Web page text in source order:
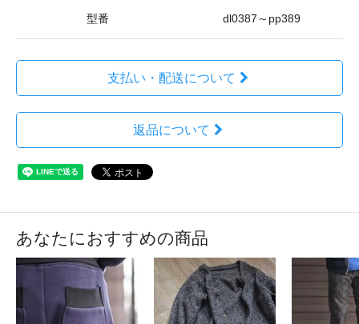
型番 dl0387～pp389
支払い・配送について
返品について
あなたにおすすめの商品